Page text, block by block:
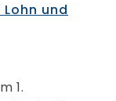
und
1.